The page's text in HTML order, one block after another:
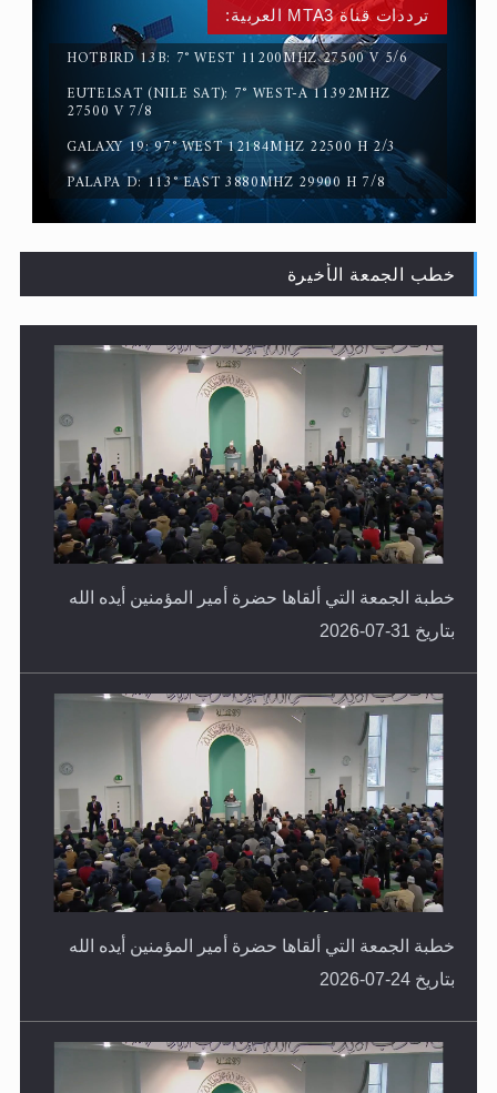
المفهوم الحقيقي للجهاد الإسلامي..
سورة التكوير تُنبئ بزمن بعثة المسيح الموعود عليه السلام
ترددات قناة MTA3 العربية:
HOTBIRD 13B: 7° WEST 11200MHZ 27500 V 5/6
EUTELSAT (NILE SAT): 7° WEST-A 11392MHZ
27500 V 7/8
GALAXY 19: 97° WEST 12184MHZ 22500 H 2/3
PALAPA D: 113° EAST 3880MHZ 29900 H 7/8
خطب الجمعة الأخيرة
خطبة الجمعة التي ألقاها حضرة أمير المؤمنين أيده الله
بتاريخ 31-07-2026
خطبة الجمعة التي ألقاها حضرة أمير المؤمنين أيده الله
بتاريخ 24-07-2026